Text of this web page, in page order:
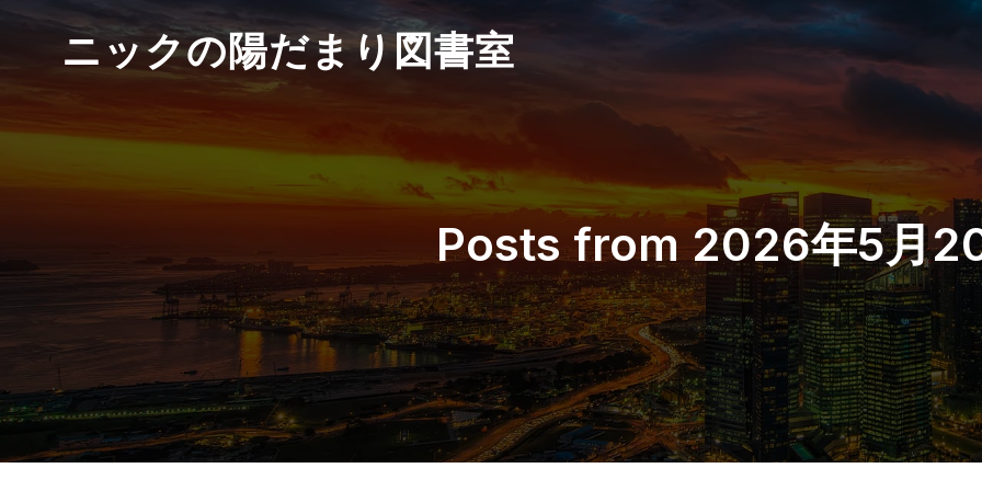
ニックの陽だまり図書室
Posts from 2026年5月